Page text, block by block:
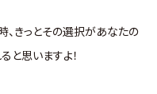
、きっとその選択があなたの
と思いますよ！